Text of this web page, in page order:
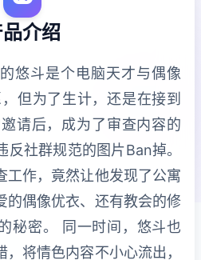
介绍
悠斗是个电脑天才与偶像
但为了生计，还是在接到
请后，成为了审查内容的
社群规范的图片Ban掉。
工作，竟然让他发现了公寓
的偶像优衣、还有教会的修
秘密。 同一时间，悠斗也
将情色内容不小心流出，